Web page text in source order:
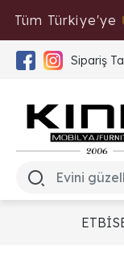
Tüm Türkiye'ye
Sipariş